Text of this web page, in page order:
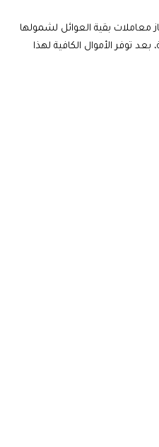
معاملات بقية العوائل لشمولها
بعد توفر الأموال الكافية لهذا